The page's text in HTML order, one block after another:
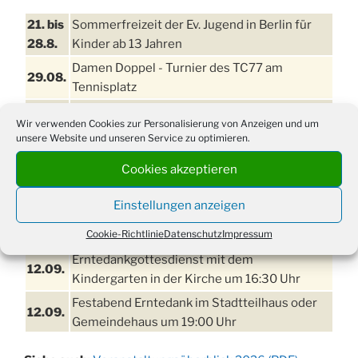
Wir verwenden Cookies zur Personalisierung von Anzeigen und um
unsere Website und unseren Service zu optimieren.
Cookies akzeptieren
Einstellungen anzeigen
Cookie-RichtlinieDatenschutzImpressum
21. bis
28.8.
Sommerfreizeit der Ev. Jugend in Berlin für
Kinder ab 13 Jahren
29.08.
Damen Doppel - Turnier des TC77 am
Tennisplatz
03.09.
09:00 Uhr
11. bis
Erntefest in Drabenderhöhe
Disco für Jung und Junggebliebene
(Ernteverein) im Stadtteilhaus oder
Gemeindehaus um 20:00 Uhr
12.09.
Erntedankgottesdienst mit dem
Kindergarten in der Kirche um 16:30 Uhr
12.09.
Festabend Erntedank im Stadtteilhaus oder
Gemeindehaus um 19:00 Uhr